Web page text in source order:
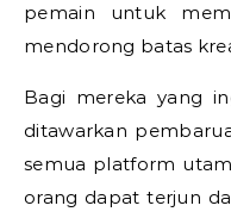
pemain untuk
mendorong batas
Bagi mereka yang
ditawarkan
semua platform
orang dapat terjun